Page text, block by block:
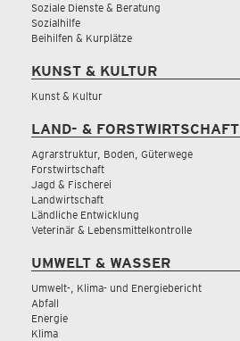
Soziale Dienste & Beratung
Sozialhilfe
Beihilfen & Kurplätze
KUNST & KULTUR
Kunst & Kultur
LAND- & FORSTWIRTSCHAFT
Agrarstruktur, Boden, Güterwege
Forstwirtschaft
Jagd & Fischerei
Landwirtschaft
Ländliche Entwicklung
Veterinär & Lebensmittelkontrolle
UMWELT & WASSER
Umwelt-, Klima- und Energiebericht
Abfall
Energie
Klima